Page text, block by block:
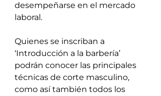
desempeñarse en el mercado
laboral.
Quienes se inscriban a
‘Introducción a la barbería’
podrán conocer las principales
técnicas de corte masculino,
como así también todos los